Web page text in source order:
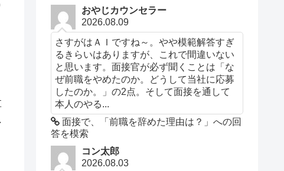
おやじカウンセラー
2026.08.09
さすがはＡＩですね～。やや模範解答すぎ
るきらいはありますが、これで間違いない
と思います。面接官が必ず聞くことは「な
ぜ前職をやめたのか。どうして当社に応募
したのか。」の2点。そして面接を通して
本人のやる...
面接で、「前職を辞めた理由は？」への回
答を模索
コン太郎
2026.08.03